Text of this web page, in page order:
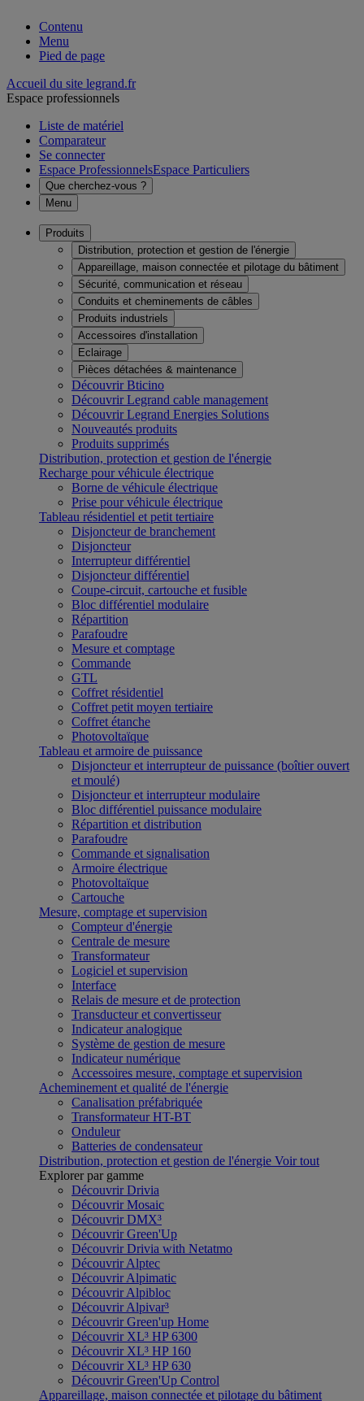
Contenu
Menu
Pied de page
Accueil du site legrand.fr
Espace professionnels
Liste de matériel
Comparateur
Se connecter
Espace ProfessionnelsEspace Particuliers
Que cherchez-vous ?
Menu
Produits
Distribution, protection et gestion de l'énergie
Appareillage, maison connectée et pilotage du bâtiment
Sécurité, communication et réseau
Conduits et cheminements de câbles
Produits industriels
Accessoires d'installation
Eclairage
Pièces détachées & maintenance
Découvrir Bticino
Découvrir Legrand cable management
Découvrir Legrand Energies Solutions
Nouveautés produits
Produits supprimés
Distribution, protection et gestion de l'énergie
Recharge pour véhicule électrique
Borne de véhicule électrique
Prise pour véhicule électrique
Tableau résidentiel et petit tertiaire
Disjoncteur de branchement
Disjoncteur
Interrupteur différentiel
Disjoncteur différentiel
Coupe-circuit, cartouche et fusible
Bloc différentiel modulaire
Répartition
Parafoudre
Mesure et comptage
Commande
GTL
Coffret résidentiel
Coffret petit moyen tertiaire
Coffret étanche
Photovoltaïque
Tableau et armoire de puissance
Disjoncteur et interrupteur de puissance (boîtier ouvert
et moulé)
Disjoncteur et interrupteur modulaire
Bloc différentiel puissance modulaire
Répartition et distribution
Parafoudre
Commande et signalisation
Armoire électrique
Photovoltaïque
Cartouche
Mesure, comptage et supervision
Compteur d'énergie
Centrale de mesure
Transformateur
Logiciel et supervision
Interface
Relais de mesure et de protection
Transducteur et convertisseur
Indicateur analogique
Système de gestion de mesure
Indicateur numérique
Accessoires mesure, comptage et supervision
Acheminement et qualité de l'énergie
Canalisation préfabriquée
Transformateur HT-BT
Onduleur
Batteries de condensateur
Distribution, protection et gestion de l'énergie Voir tout
Explorer par gamme
Découvrir Drivia
Découvrir Mosaic
Découvrir DMX³
Découvrir Green'Up
Découvrir Drivia with Netatmo
Découvrir Alptec
Découvrir Alpimatic
Découvrir Alpibloc
Découvrir Alpivar³
Découvrir Green'up Home
Découvrir XL³ HP 6300
Découvrir XL³ HP 160
Découvrir XL³ HP 630
Découvrir Green'Up Control
Appareillage, maison connectée et pilotage du bâtiment